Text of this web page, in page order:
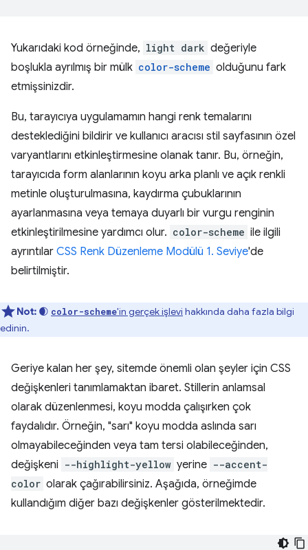
Yukarıdaki kod örneğinde, light dark değeriyle
boşlukla ayrılmış bir mülk color-scheme olduğunu fark
etmişsinizdir.
Bu, tarayıcıya uygulamamın hangi renk temalarını
desteklediğini bildirir ve kullanıcı aracısı stil sayfasının özel
varyantlarını etkinleştirmesine olanak tanır. Bu, örneğin,
tarayıcıda form alanlarının koyu arka planlı ve açık renkli
metinle oluşturulmasına, kaydırma çubuklarının
ayarlanmasına veya temaya duyarlı bir vurgu renginin
etkinleştirilmesine yardımcı olur. color-scheme ile ilgili
ayrıntılar CSS Renk Düzenleme Modülü 1. Seviye'de
belirtilmiştir.
Not: 🌒 color-scheme'in gerçek işlevi hakkında daha fazla bilgi
edinin.
Geriye kalan her şey, sitemde önemli olan şeyler için CSS
değişkenleri tanımlamaktan ibaret. Stillerin anlamsal
olarak düzenlenmesi, koyu modda çalışırken çok
faydalıdır. Örneğin, "sarı" koyu modda aslında sarı
olmayabileceğinden veya tam tersi olabileceğinden,
değişkeni -⁠-⁠highlight-yellow yerine -⁠-⁠accent-
color olarak çağırabilirsiniz. Aşağıda, örneğimde
kullandığım diğer bazı değişkenler gösterilmektedir.